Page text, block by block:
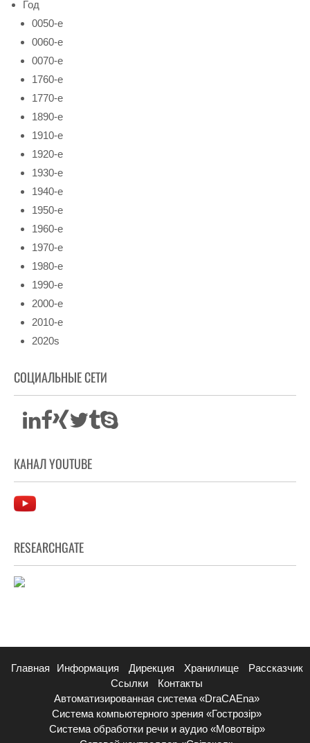
Год
0050-е
0060-е
0070-е
1760-е
1770-е
1890-е
1910-е
1920-е
1930-е
1940-е
1950-е
1960-е
1970-е
1980-е
1990-е
2000-е
2010-е
2020s
СОЦИАЛЬНЫЕ СЕТИ
КАНАЛ YOUTUBE
RESEARCHGATE
Главная Информация Дирекция Хранилище
Рассказчик
Ссылки
Контакты
Автоматизированная система «DraCAEna»
Система компьютерного зрения «Гострозір»
Система обработки речи и аудио «Мовотвір»